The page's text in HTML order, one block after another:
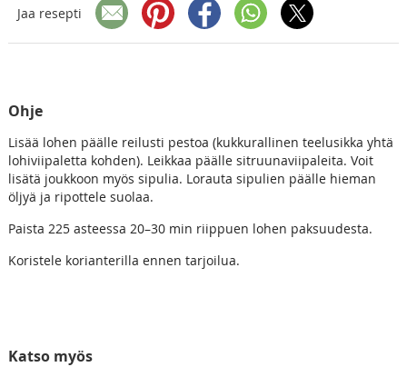
Jaa resepti
Ohje
Lisää lohen päälle reilusti pestoa (kukkurallinen teelusikka yhtä
lohiviipaletta kohden). Leikkaa päälle sitruunaviipaleita. Voit
lisätä joukkoon myös sipulia. Lorauta sipulien päälle hieman
öljyä ja ripottele suolaa.
Paista 225 asteessa 20–30 min riippuen lohen paksuudesta.
Koristele korianterilla ennen tarjoilua.
Katso myös